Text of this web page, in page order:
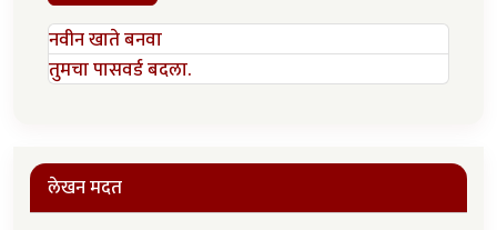
नवीन खाते बनवा
तुमचा पासवर्ड बदला.
लेखन मदत